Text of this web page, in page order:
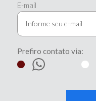
E-mail
Prefiro contato via: